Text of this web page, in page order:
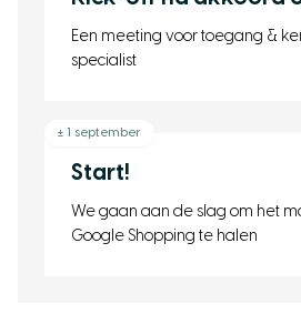
Een meeting voor toegang &
specialist
± 1 september
Start!
We gaan aan de slag om het
Google Shopping te halen